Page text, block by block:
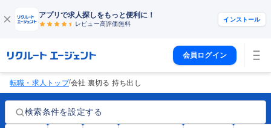
アプリで求人探しをもっと便利に！
レビュー高評価無料
インストール
会員ログイン
転職・求人トップ/会社 裏切る 持ち出し
検索条件を設定する